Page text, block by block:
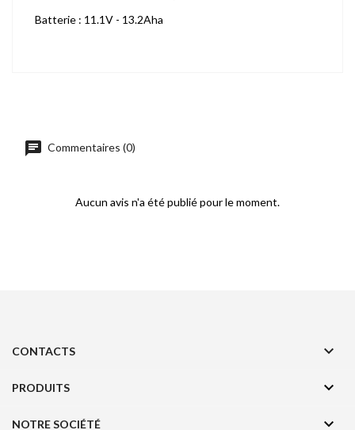
Batterie : 11.1V - 13.2Aha
Commentaires (0)
Aucun avis n'a été publié pour le moment.
CONTACTS 
PRODUITS 
NOTRE SOCIÉTÉ 